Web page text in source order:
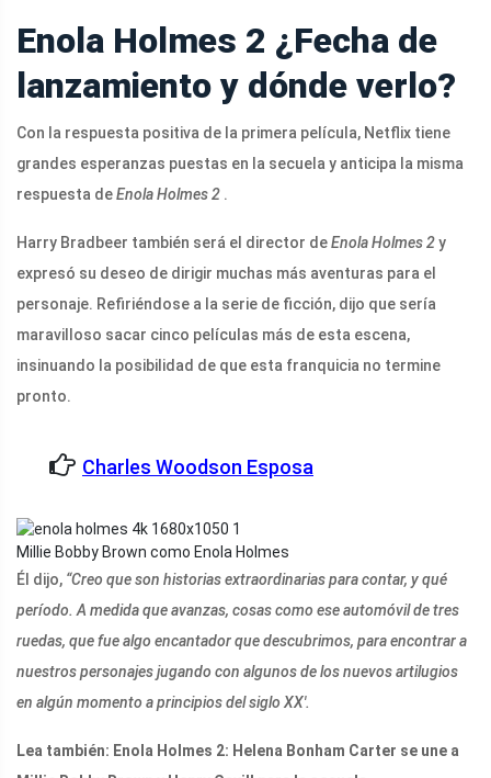
Enola Holmes 2 ¿Fecha de
lanzamiento y dónde verlo?
Con la respuesta positiva de la primera película, Netflix tiene
grandes esperanzas puestas en la secuela y anticipa la misma
respuesta deEnola Holmes 2 .
Harry Bradbeer también será el director deEnola Holmes 2y
expresó su deseo de dirigir muchas más aventuras para el
personaje. Refiriéndose a la serie de ficción, dijo que sería
maravilloso sacar cinco películas más de esta escena,
insinuando la posibilidad de que esta franquicia no termine
pronto.
Charles Woodson Esposa
Millie Bobby Brown como Enola Holmes
Él dijo, “Creo que son historias extraordinarias para contar, y qué
período. A medida que avanzas, cosas como ese automóvil de tres
ruedas, que fue algo encantador que descubrimos, para encontrar a
nuestros personajes jugando con algunos de los nuevos artilugios
en algún momento a principios del siglo XX'.
Lea también: Enola Holmes 2: Helena Bonham Carter se une a